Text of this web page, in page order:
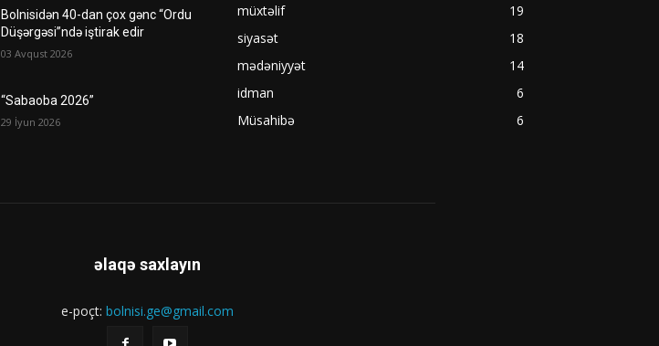
Bolnisidən 40-dan çox gənc “Ordu
Düşərgəsi”ndə iştirak edir
03 Avqust 2026
“Sabaoba 2026”
29 İyun 2026
müxtəlif
19
siyasət
18
mədəniyyət
14
idman
6
Müsahibə
6
əlaqə saxlayın
e-poçt:bolnisi.ge@gmail.com